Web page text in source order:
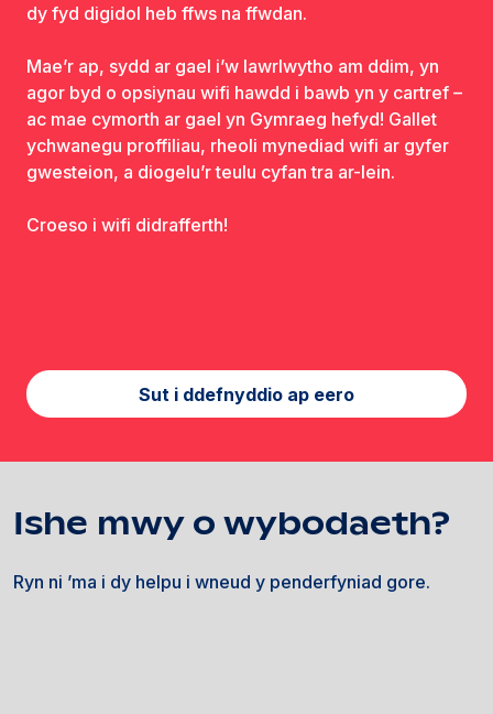
dy fyd digidol heb ffws na ffwdan.
Mae’r ap, sydd ar gael i’w lawrlwytho am ddim, yn
agor byd o opsiynau wifi hawdd i bawb yn y cartref –
ac mae cymorth ar gael yn Gymraeg hefyd! Gallet
ychwanegu proffiliau, rheoli mynediad wifi ar gyfer
gwesteion, a diogelu’r teulu cyfan tra ar-lein.
Croeso i wifi didrafferth!
Sut i ddefnyddio ap eero
Ishe mwy o wybodaeth?
Ryn ni ’ma i dy helpu i wneud y penderfyniad gore.